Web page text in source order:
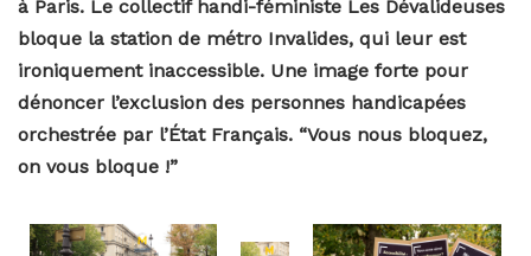
à Paris. Le collectif handi-féministe Les Dévalideuses
bloque la station de métro Invalides, qui leur est
ironiquement inaccessible. Une image forte pour
dénoncer l’exclusion des personnes handicapées
orchestrée par l’État Français. “Vous nous bloquez,
on vous bloque !”